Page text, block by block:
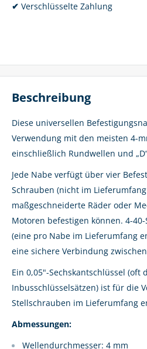
✔ Verschlüsselte Zahlung
Beschreibung
Diese universellen
Verwendung mit den meisten 4-
einschließlich Rundwellen und
Jede Nabe verfügt über vier
Schrauben (nicht im
maßgeschneiderte Räder oder
Motoren befestigen können. 4-
(eine pro Nabe im Lieferumfang
eine sichere Verbindung
Ein 0,05"-Sechskantschlüssel (oft
Inbusschlüsselsätzen) ist für die
Stellschrauben im Lieferumfang
Abmessungen:
Wellendurchmesser: 4 mm